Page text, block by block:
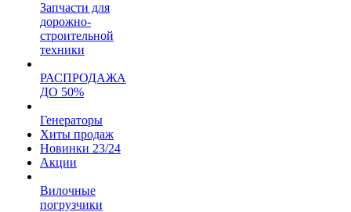
Запчасти для
дорожно-
строительной
техники
РАСПРОДАЖА
ДО 50%
Генераторы
Хиты продаж
Новинки 23/24
Акции
Вилочные
погрузчики